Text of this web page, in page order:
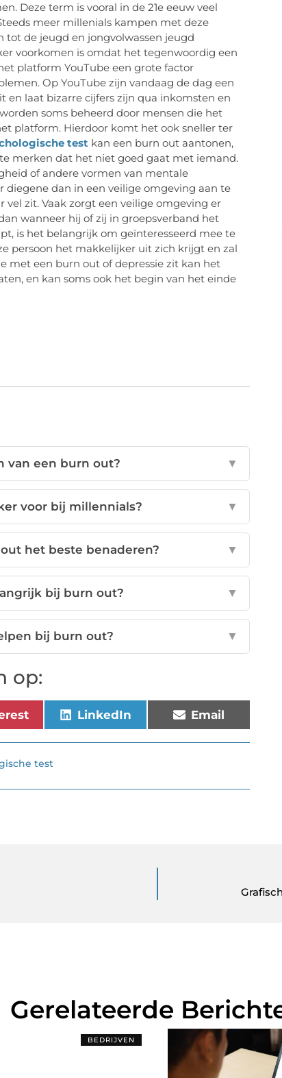
Deze term is vooral in de 21e eeuw veel
meer millenials kampen met deze
tot de jeugd en jongvolwassen jeugd
voorkomen is omdat het tegenwoordig een
platform YouTube een grote factor
Op YouTube zijn vandaag de dag een
en laat bizarre cijfers zijn qua inkomsten en
soms beheerd door mensen die het
platform. Hierdoor komt het ook sneller ter
test kan een burn out aantonen,
merken dat het niet goed gaat met iemand.
of andere vormen van mentale
dan in een veilige omgeving aan te
zit. Vaak zorgt een veilige omgeving er
wanneer hij of zij in groepsverband het
is het belangrijk om geïnteresseerd mee te
persoon het makkelijker uit zich krijgt en zal
met een burn out of depressie zit kan het
en kan soms ook het begin van het einde
van een burn out? ▼
voor bij millennials? ▼
het beste benaderen? ▼
bij burn out? ▼
bij burn out? ▼
op:
LinkedIn Email
test
Gerelateerde
BEDRIJVEN